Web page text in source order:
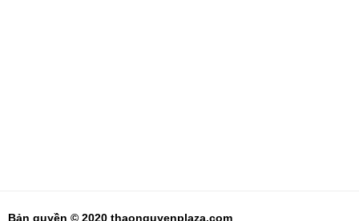
Bản quyền © 2020 thaonguyenplaza.com